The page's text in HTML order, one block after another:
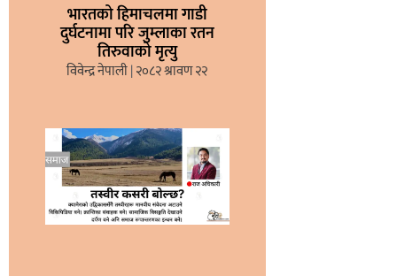
भारतको हिमाचलमा गाडी
दुर्घटनामा परि जुम्लाका रतन
तिरुवाको मृत्यु
विवेन्द्र नेपाली २०८२ श्रावण २२